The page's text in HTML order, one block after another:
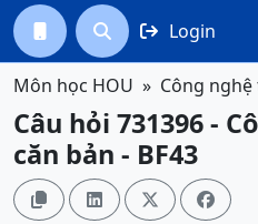
  Login
Môn học HOU Công nghệ
Câu hỏi 731396 -
căn bản - BF43
   